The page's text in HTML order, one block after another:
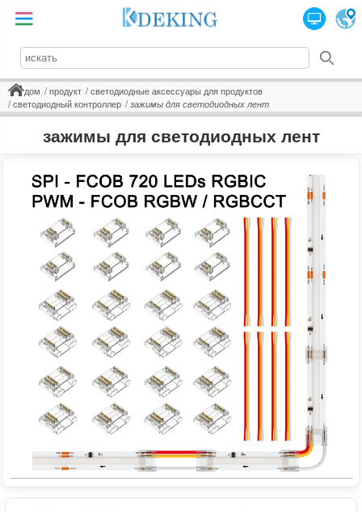
дом продукт
светодиодные аксессуары для продуктов
светодиодный контроллер
зажимы для светодиодных лент
зажимы для светодиодных лент